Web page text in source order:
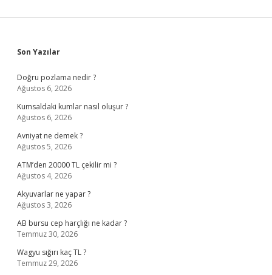
Sidebar
Son Yazılar
Doğru pozlama nedir ?
Ağustos 6, 2026
Kumsaldaki kumlar nasıl oluşur ?
Ağustos 6, 2026
Avniyat ne demek ?
Ağustos 5, 2026
ATM’den 20000 TL çekilir mi ?
Ağustos 4, 2026
Akyuvarlar ne yapar ?
Ağustos 3, 2026
AB bursu cep harçlığı ne kadar ?
Temmuz 30, 2026
Wagyu sığırı kaç TL ?
Temmuz 29, 2026